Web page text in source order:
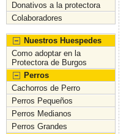
Donativos a la protectora
Colaboradores
Nuestros Huespedes
Como adoptar en la
Protectora de Burgos
Perros
Cachorros de Perro
Perros Pequeños
Perros Medianos
Perros Grandes